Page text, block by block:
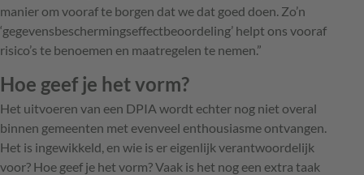
manier om vooraf te borgen dat we dat goed doen. Zo’n
‘gegevensbeschermingseffectbeoordeling’ helpt ons vooraf
risico’s te benoemen en maatregelen te nemen.”
Hoe geef je het vorm?
Het uitvoeren van een DPIA wordt echter nog niet overal
binnen gemeenten met evenveel enthousiasme ontvangen.
Het is ingewikkeld, en wie is er eigenlijk verantwoordelijk
voor? Hoe geef je het vorm? Vaak is het nog een extra taak